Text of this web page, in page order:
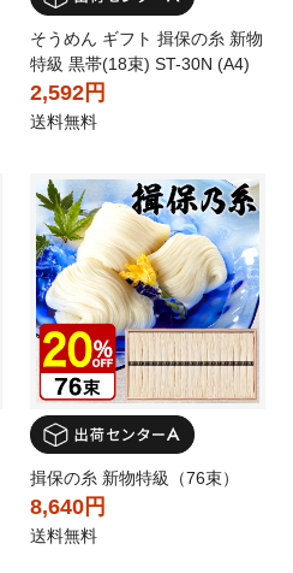
そうめん ギフト 揖保の糸 新物
特級 黒帯(18束) ST-30N (A4)
2,592円
送料無料
揖保の糸 新物特級（76束）
8,640円
送料無料